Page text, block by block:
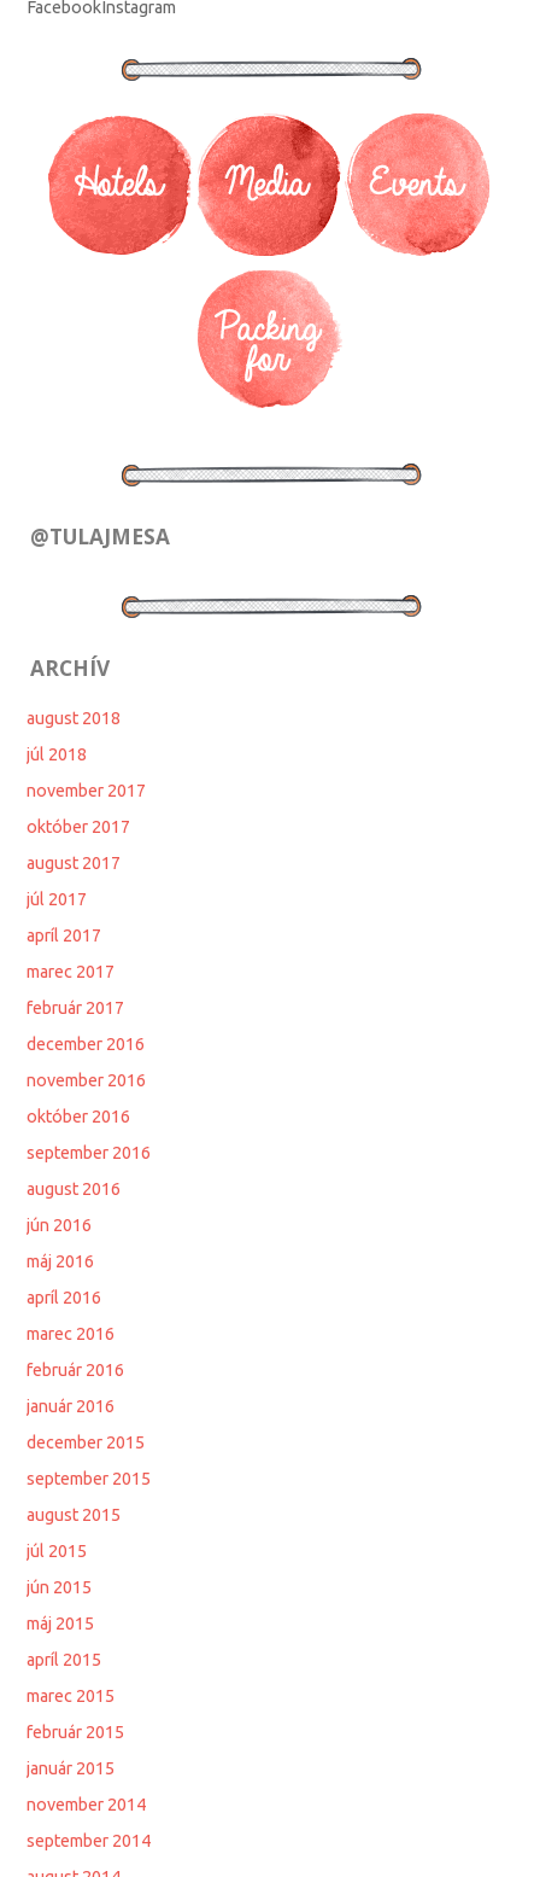
FacebookInstagram
@TULAJMESA
ARCHÍV
august 2018
júl 2018
november 2017
október 2017
august 2017
júl 2017
apríl 2017
marec 2017
február 2017
december 2016
november 2016
október 2016
september 2016
august 2016
jún 2016
máj 2016
apríl 2016
marec 2016
február 2016
január 2016
december 2015
september 2015
august 2015
júl 2015
jún 2015
máj 2015
apríl 2015
marec 2015
február 2015
január 2015
november 2014
september 2014